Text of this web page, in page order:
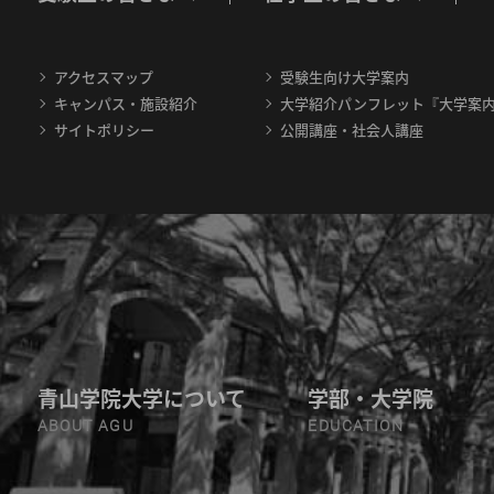
アクセスマップ
キャンパス・施設紹介
サイトポリシー
受験生向け大学案内
大学紹介パンフレット『大学案
公開講座・社会人講座
青山学院大学について
ABOUT AGU
学部・大学院
EDUCATION